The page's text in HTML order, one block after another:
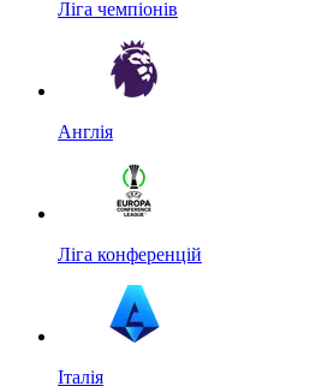
Ліга чемпіонів
Англія
Ліга конференцій
Італія